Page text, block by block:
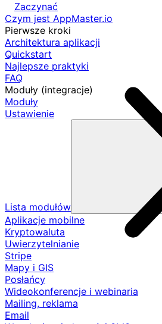
Zaczynać
Czym jest AppMaster.io
Pierwsze kroki
Architektura aplikacji
Quickstart
Najlepsze praktyki
FAQ
Moduły (integracje)
Moduły
Ustawienie
Lista modułów
Aplikacje mobilne
Kryptowaluta
Uwierzytelnianie
Stripe
Mapy i GIS
Posłańcy
Wideokonferencje i webinaria
Mailing, reklama
Email